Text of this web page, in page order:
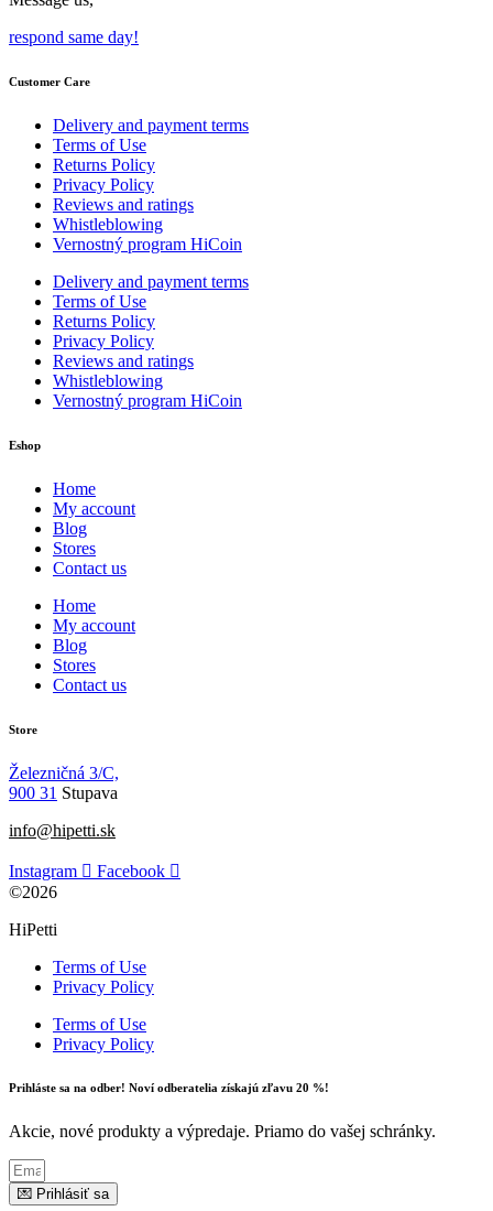
respond same day!
Customer Care
Delivery and payment terms
Terms of Use
Returns Policy
Privacy Policy
Reviews and ratings
Whistleblowing
Vernostný program HiCoin
Delivery and payment terms
Terms of Use
Returns Policy
Privacy Policy
Reviews and ratings
Whistleblowing
Vernostný program HiCoin
Eshop
Home
My account
Blog
Stores
Contact us
Home
My account
Blog
Stores
Contact us
Store
Železničná 3/C,
900 31 Stupava
info@hipetti.sk
Instagram
Facebook
©2026
HiPetti
Terms of Use
Privacy Policy
Terms of Use
Privacy Policy
Prihláste sa na odber! Noví odberatelia získajú zľavu 20 %!
Akcie, nové produkty a výpredaje. Priamo do vašej schránky.
💌 Prihlásiť sa